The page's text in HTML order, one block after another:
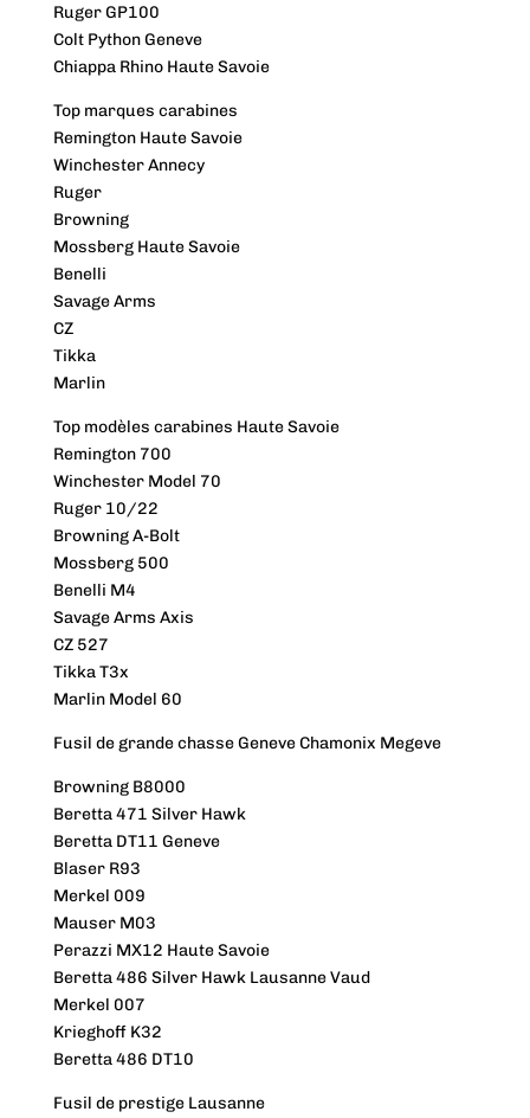
Ruger GP100
Colt Python Geneve
Chiappa Rhino Haute Savoie
Top marques carabines
Remington Haute Savoie
Winchester Annecy
Ruger
Browning
Mossberg Haute Savoie
Benelli
Savage Arms
CZ
Tikka
Marlin
Top modèles carabines Haute Savoie
Remington 700
Winchester Model 70
Ruger 10/22
Browning A-Bolt
Mossberg 500
Benelli M4
Savage Arms Axis
CZ 527
Tikka T3x
Marlin Model 60
Fusil de grande chasse Geneve Chamonix Megeve
Browning B8000
Beretta 471 Silver Hawk
Beretta DT11 Geneve
Blaser R93
Merkel 009
Mauser M03
Perazzi MX12 Haute Savoie
Beretta 486 Silver Hawk Lausanne Vaud
Merkel 007
Krieghoff K32
Beretta 486 DT10
Fusil de prestige Lausanne